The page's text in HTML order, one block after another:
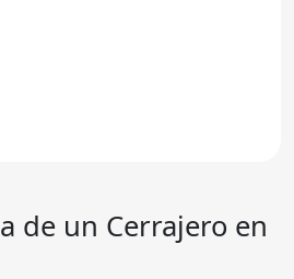
de un Cerrajero en